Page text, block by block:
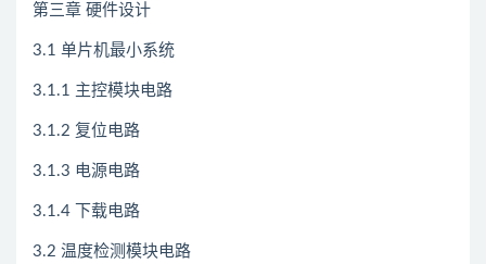
第三章 硬件设计
3.1 单片机最小系统
3.1.1 主控模块电路
3.1.2 复位电路
3.1.3 电源电路
3.1.4 下载电路
3.2 温度检测模块电路